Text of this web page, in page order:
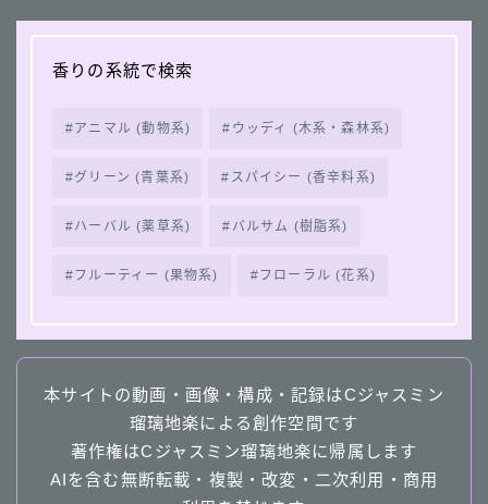
香りの系統で検索
アニマル (動物系) ウッディ (木系・森林系)
グリーン (青葉系) スパイシー (香辛料系)
ハーバル (薬草系) バルサム (樹脂系)
フルーティー (果物系) フローラル (花系)
本サイトの動画・画像・構成・記録はCジャスミン
瑠璃地楽による創作空間です
著作権はCジャスミン瑠璃地楽に帰属します
AIを含む無断転載・複製・改変・二次利用・商用